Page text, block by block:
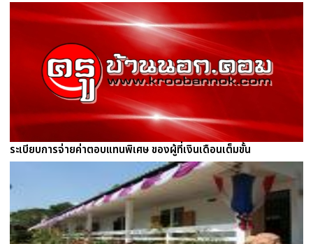
ระเบียบการจ่ายค่าตอบแทนพิเศษ ของผู้ที่เงินเดือนเต็มขั้น